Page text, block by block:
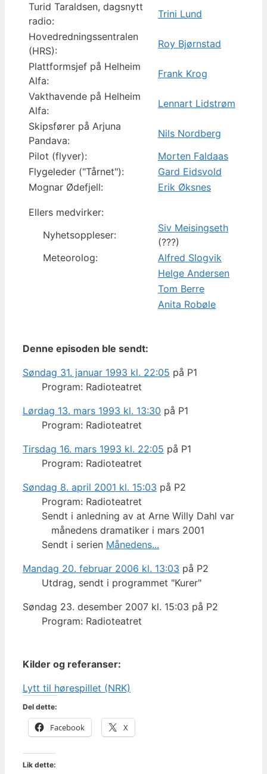
Turid Taraldsen, dagsnytt
radio:
Trini Lund
Hovedredningssentralen
(HRS):
Roy Bjørnstad
Plattformsjef på Helheim
Alfa:
Frank Krog
Vakthavende på Helheim
Alfa:
Lennart Lidstrøm
Skipsfører på Arjuna
Pandava:
Nils Nordberg
Pilot (flyver):
Morten Faldaas
Flygeleder ("Tårnet"):
Gard Eidsvold
Mognar Ødefjell:
Erik Øksnes
Ellers medvirker:
Nyhetsoppleser:
Siv Meisingseth
(???)
Meteorolog:
Alfred Slogvik
Helge Andersen
Tom Berre
Anita Robøle
Denne episoden ble sendt:
Søndag 31. januar 1993 kl. 22:05 på P1
Program: Radioteatret
Lørdag 13. mars 1993 kl. 13:30 på P1
Program: Radioteatret
Tirsdag 16. mars 1993 kl. 22:05 på P1
Program: Radioteatret
Søndag 8. april 2001 kl. 15:03 på P2
Program: Radioteatret
Sendt i anledning av at Arne Willy Dahl var
månedens dramatiker i mars 2001
Sendt i serien Månedens...
Mandag 20. februar 2006 kl. 13:03 på P2
Utdrag, sendt i programmet "Kurer"
Søndag 23. desember 2007 kl. 15:03 på P2
Program: Radioteatret
Kilder og referanser:
Lytt til hørespillet (NRK)
Del dette:
Facebook X
Lik dette: